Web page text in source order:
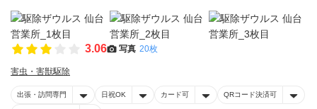
3.06 写真 20枚
害虫・害獣駆除
出張・訪問専門 日祝OK カード可 QRコード決済可